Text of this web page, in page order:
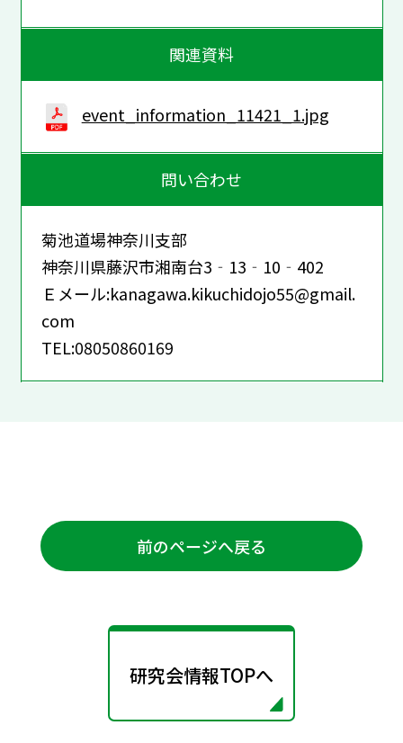
関連資料
event_information_11421_1.jpg
問い合わせ
菊池道場神奈川支部
神奈川県藤沢市湘南台3‐13‐10‐402
Ｅメール:kanagawa.kikuchidojo55@gmail.
com
TEL:08050860169
前のページへ戻る
研究会情報TOPへ